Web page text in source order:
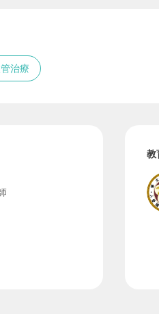
治療
教